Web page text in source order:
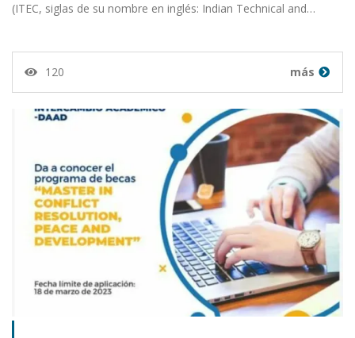
(ITEC, siglas de su nombre en inglés: Indian Technical and…
120 más